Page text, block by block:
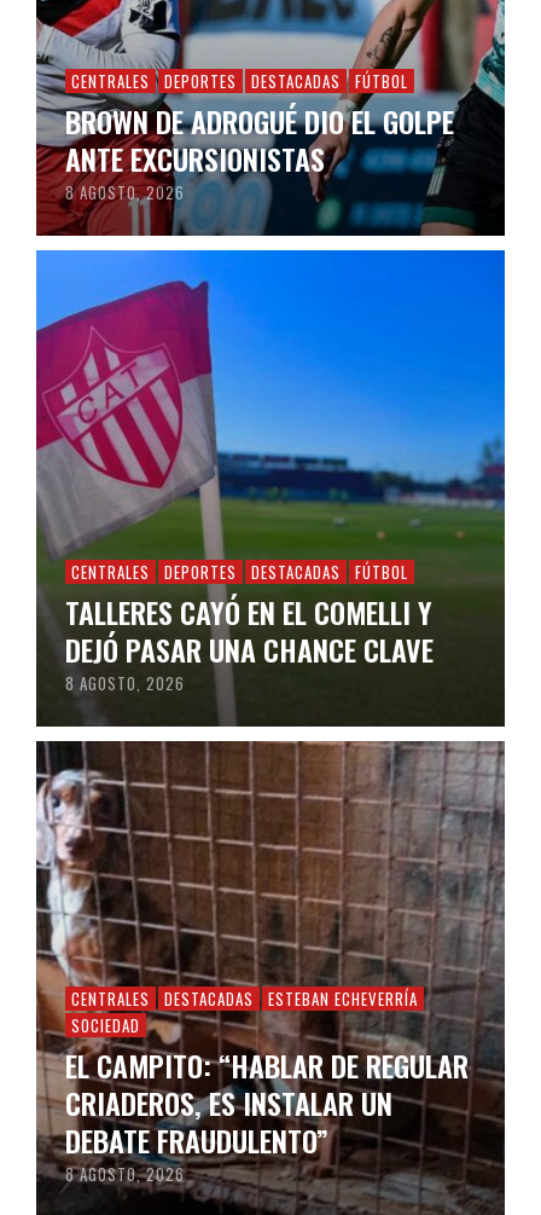
CENTRALES DEPORTES DESTACADAS FÚTBOL
BROWN DE ADROGUÉ DIO EL GOLPE
ANTE EXCURSIONISTAS
8 AGOSTO, 2026
CENTRALES DEPORTES DESTACADAS FÚTBOL
TALLERES CAYÓ EN EL COMELLI Y
DEJÓ PASAR UNA CHANCE CLAVE
8 AGOSTO, 2026
CENTRALES DESTACADAS
ESTEBAN ECHEVERRÍA
SOCIEDAD
EL CAMPITO: “HABLAR DE REGULAR
CRIADEROS, ES INSTALAR UN
DEBATE FRAUDULENTO”
8 AGOSTO, 2026